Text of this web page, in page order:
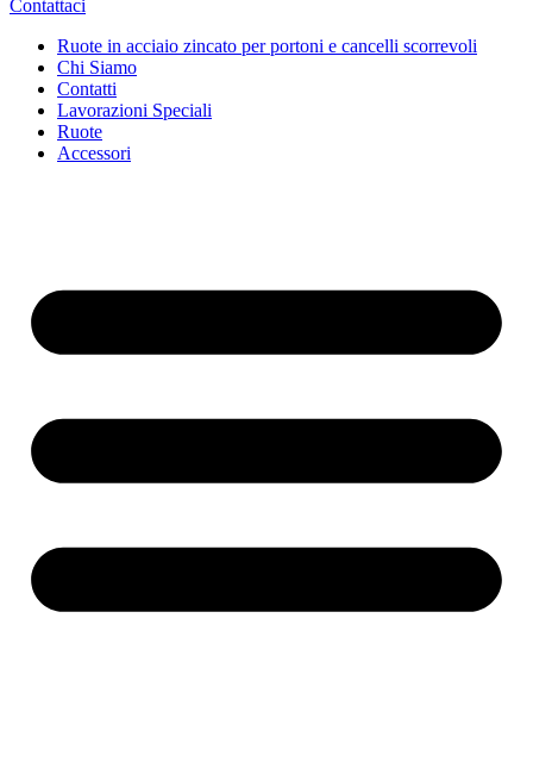
Contattaci
Ruote in acciaio zincato per portoni e cancelli scorrevoli
Chi Siamo
Contatti
Lavorazioni Speciali
Ruote
Accessori